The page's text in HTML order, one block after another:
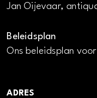
Jan Oijevaar,
Beleidsplan
Ons beleidsplan
ADRES